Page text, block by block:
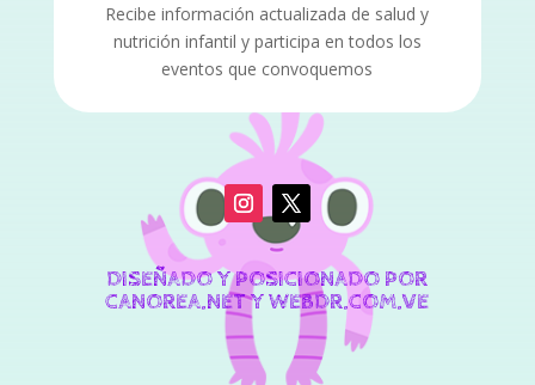
Recibe información actualizada de salud y
nutrición infantil y participa en todos los
eventos que convoquemos
DISEÑADO Y POSICIONADO POR
CANOREA.NET Y WEBDR.COM.VE